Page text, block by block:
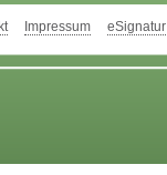
Impressum eSignatur